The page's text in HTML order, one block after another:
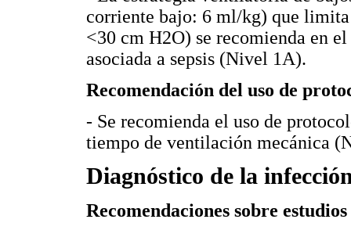
corriente bajo: 6 ml/kg) que
<30 cm H2O) se recomienda en
asociada a sepsis (Nivel 1A).
Recomendación del uso de
- Se recomienda el uso de
tiempo de ventilación mecánica
Diagnóstico de la
Recomendaciones sobre